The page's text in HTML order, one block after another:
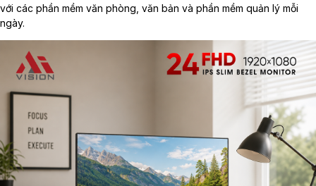
với các phần mềm văn phòng, văn bản và phần mềm quản lý mỗi
ngày.